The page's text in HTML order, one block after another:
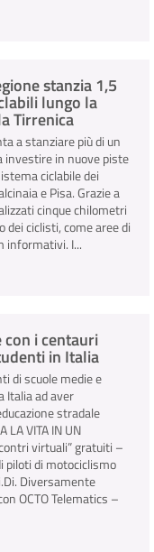
stanzia 1,5
lungo la
Tirrenica
a stanziare più di un
investire in nuove piste
ciclabile dei
e Pisa. Grazie a
cinque chilometri
dei ciclisti, come aree di
informativi. I...
con i centauri
in Italia
di scuole medie e
Italia ad aver
stradale
LA VITA IN UN
virtuali” gratuiti –
piloti di motociclismo
Diversamente
OCTO Telematics –